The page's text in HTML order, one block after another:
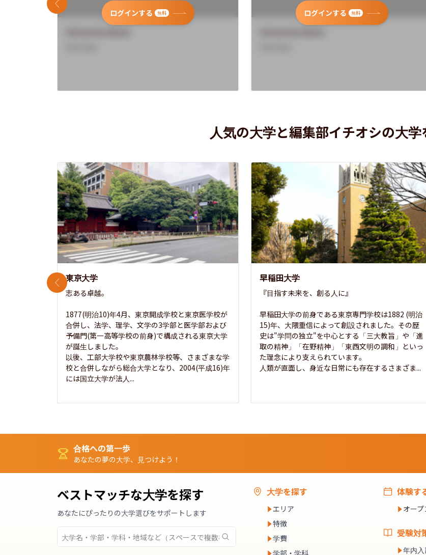
ログインする 無料 ログインする 無料
前のスライド
人気の大学と編集部イチオシの大学
東京大学
志ある卓越。
1877(明治10)年4月、東京開成学校と東京医学校が
合併し、法学、理学、文学の3学部と医学部および
予備門(第一高等学校の前身)で構成される東京大学
が誕生しました。
以後、工部大学校や東京農林学校等、さまざまな学
校と合併しながら総合大学となり、2004(平成16)年
には国立大学が法人...
早稲田大学
『目指す未来を、創る人に』
早稲田大学の前身である東京専門学校は1882 (明治
15)年、大隈重信によって創設されました。その歴
史は"学問の独立"を中心とする「三大教旨」や「進
取の精神」「在野精神」「東西文明の調和」といっ
た理念により支えられています。
人類が直面し、身近な日常にも存在するさまざま...
前のスライド
合格への第一歩
あなたの夢の大学、見つけよう！
ベストマッチな大学を探す
あなたにぴったりの大学選びをサポートします
大学を探す
エリア
特徴
学費
学部・学科
体験す
オー
受験対
年内